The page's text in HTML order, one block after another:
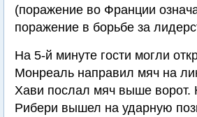
(поражение во Франции
поражение в борьбе за
На 5-й минуте гости могли
Монреаль направил мяч на
Хави послал мяч выше ворот.
Рибери вышел на ударную